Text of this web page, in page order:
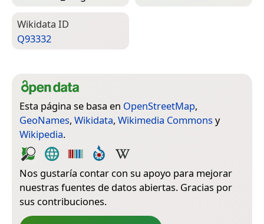
Wiki­data ID
Q93332
Esta página se basa en OpenStreetMap,
GeoNames, Wikidata, Wikimedia Commons y
Wikipedia.
Nos gustaría contar con su apoyo para mejorar
nuestras fuentes de datos abiertas. Gracias por
sus contribuciones.